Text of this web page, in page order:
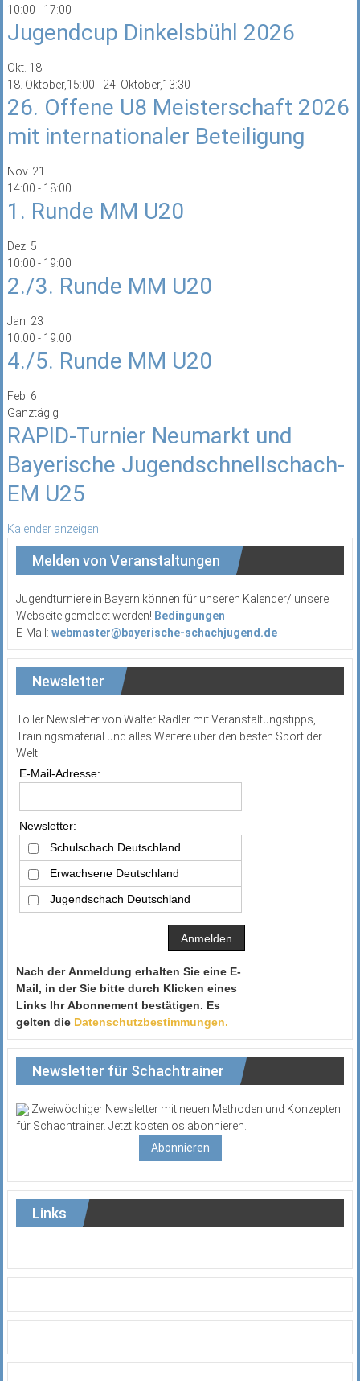
10:00 - 17:00
Jugendcup Dinkelsbühl 2026
Okt. 18
18. Oktober,15:00 - 24. Oktober,13:30
26. Offene U8 Meisterschaft 2026
mit internationaler Beteiligung
Nov. 21
14:00 - 18:00
1. Runde MM U20
Dez. 5
10:00 - 19:00
2./3. Runde MM U20
Jan. 23
10:00 - 19:00
4./5. Runde MM U20
Feb. 6
Ganztägig
RAPID-Turnier Neumarkt und
Bayerische Jugendschnellschach-
EM U25
Kalender anzeigen
Melden von Veranstaltungen
Jugendturniere in Bayern können für unseren Kalender/ unsere
Webseite gemeldet werden! Bedingungen
E-Mail: webmaster@bayerische-schachjugend.de
Newsletter
Toller Newsletter von Walter Rädler mit Veranstaltungstipps,
Trainingsmaterial und alles Weitere über den besten Sport der
Welt.
E-Mail-Adresse:
Newsletter:
Schulschach Deutschland
Erwachsene Deutschland
Jugendschach Deutschland
Nach der Anmeldung erhalten Sie eine E-
Mail, in der Sie bitte durch Klicken eines
Links Ihr Abonnement bestätigen. Es
gelten die Datenschutzbestimmungen.
Newsletter für Schachtrainer
Zweiwöchiger Newsletter mit neuen Methoden und Konzepten
für Schachtrainer. Jetzt kostenlos abonnieren.
Abonnieren
Links